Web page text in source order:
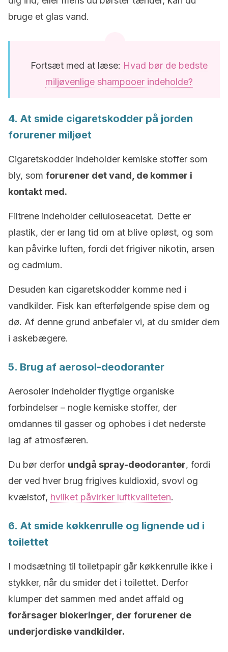
bruge et glas vand.
Fortsæt med at læse: Hvad bør de bedste
miljøvenlige shampooer indeholde?
4. At smide cigaretskodder på jorden
forurener miljøet
Cigaretskodder indeholder kemiske stoffer som
bly, som forurener det vand, de kommer i
kontakt med.
Filtrene indeholder celluloseacetat. Dette er
plastik, der er lang tid om at blive opløst, og som
kan påvirke luften, fordi det frigiver nikotin, arsen
og cadmium.
Desuden kan cigaretskodder komme ned i
vandkilder. Fisk kan efterfølgende spise dem og
dø. Af denne grund anbefaler vi, at du smider dem
i askebægere.
5. Brug af aerosol-deodoranter
Aerosoler indeholder flygtige organiske
forbindelser – nogle kemiske stoffer, der
omdannes til gasser og ophobes i det nederste
lag af atmosfæren.
Du bør derfor undgå spray-deodoranter, fordi
der ved hver brug frigives kuldioxid, svovl og
kvælstof, hvilket påvirker luftkvaliteten.
6. At smide køkkenrulle og lignende ud i
toilettet
I modsætning til toiletpapir går køkkenrulle ikke i
stykker, når du smider det i toilettet. Derfor
klumper det sammen med andet affald og
forårsager blokeringer, der forurener de
underjordiske vandkilder.